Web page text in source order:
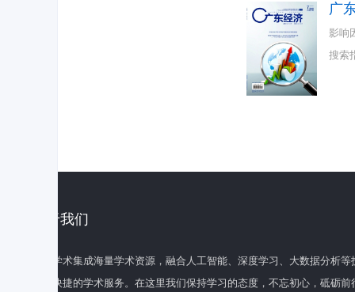
广
影响
搜索
关于我们
百度学术集成海量学术资源，融合人工智能、深度学习、大数据分析
全面快捷的学术服务。在这里我们保持学习的态度，不忘初心，砥砺前